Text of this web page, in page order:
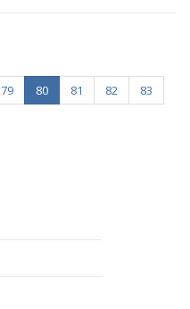
79 80 81 82
83